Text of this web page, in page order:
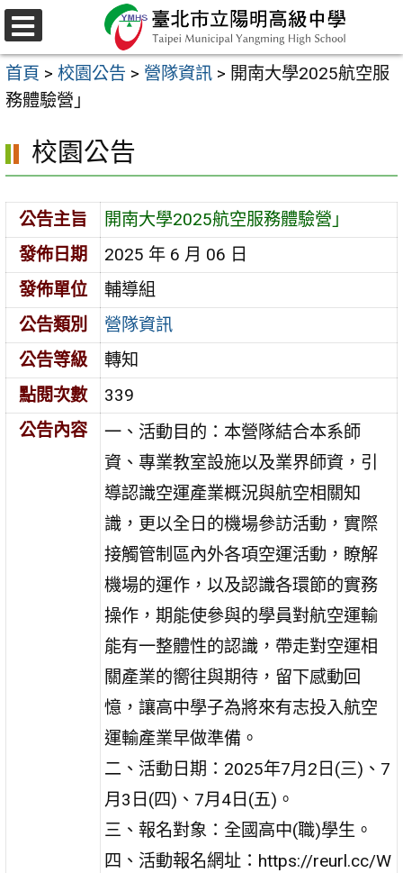
跳
至
主
要
容
區
選
單
首頁 > 校園公告 > 營隊資訊 > 開南大學2025航空服
務體驗營」
校園公告
公告主旨
開南大學2025航空服務體驗營」
發佈日期
2025 年 6 月 06 日
發佈單位
輔導組
公告類別
營隊資訊
公告等級
轉知
點閱次數
339
公告內容
一、活動目的：本營隊結合本系師
資、專業教室設施以及業界師資，引
導認識空運產業概況與航空相關知
識，更以全日的機場參訪活動，實際
接觸管制區內外各項空運活動，瞭解
機場的運作，以及認識各環節的實務
操作，期能使參與的學員對航空運輸
能有一整體性的認識，帶走對空運相
關產業的嚮往與期待，留下感動回
憶，讓高中學子為將來有志投入航空
運輸產業早做準備。
二、活動日期：2025年7月2日(三)、7
月3日(四)、7月4日(五)。
三、報名對象：全國高中(職)學生。
四、活動報名網址：https://reurl.cc/W